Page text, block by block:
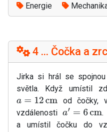
Energie
4 ... Čočka a
Jirka si hrál se
světla. Když umístil
a=12 cm
od čočky,
vzdálenostia′= 6cm
.
a umístil čočku do